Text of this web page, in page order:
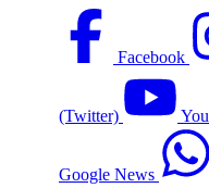
Facebook
(Twitter)
Google News